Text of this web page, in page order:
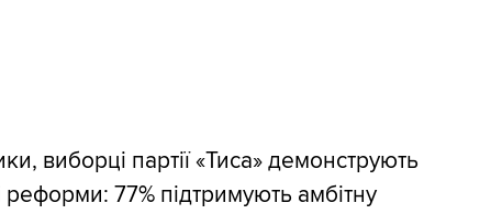
виборці партії «Тиса» демонструють
реформи: 77% підтримують амбітну